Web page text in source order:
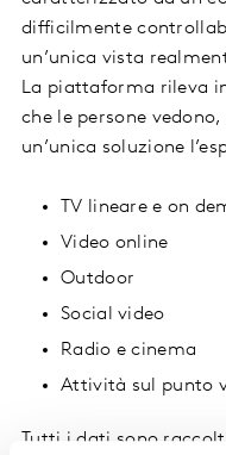
difficilmente
un’unica vista
La piattaforma rileva
che le persone
un’unica soluzione
TV lineare e on
Video online
Outdoor
Social video
Radio e cinema
Attività sul punto
Tutti i dati sono